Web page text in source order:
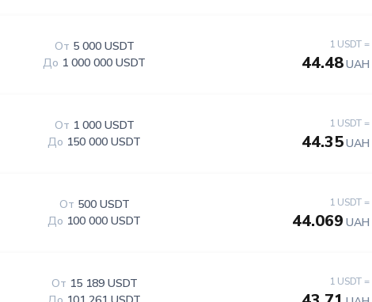
1 USDT =
44.48UAH
От 5 000 USDT
До 1 000 000 USDT
1 USDT =
44.35UAH
От 1 000 USDT
До 150 000 USDT
1 USDT =
44.069 UAH
От 500 USDT
До 100 000 USDT
1 USDT =
От 15 189 USDT